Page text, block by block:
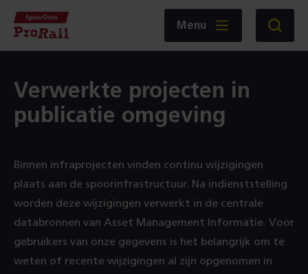
Navigatie
Homepage
Menu Zoeken
Verwerkte projecten in
publicatie omgeving
Binnen infraprojecten vinden continu wijzigingen
plaats aan de spoorinfrastructuur. Na indienststelling
worden deze wijzigingen verwerkt in de centrale
databronnen van Asset Management Informatie. Voor
gebruikers van onze gegevens is het belangrijk om te
weten of recente wijzigingen al zijn opgenomen in